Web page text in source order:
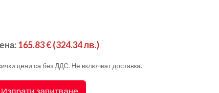
165.83 €(324.34 лв.)
цени са без ДДС. Не включват доставка.